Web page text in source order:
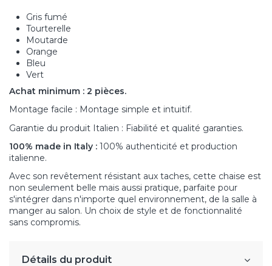
Gris fumé
Tourterelle
Moutarde
Orange
Bleu
Vert
Achat minimum : 2 pièces.
Montage facile : Montage simple et intuitif.
Garantie du produit Italien : Fiabilité et qualité garanties.
100% made in Italy : 100% authenticité et production
italienne.
Avec son revêtement résistant aux taches, cette chaise est
non seulement belle mais aussi pratique, parfaite pour
s'intégrer dans n'importe quel environnement, de la salle à
manger au salon. Un choix de style et de fonctionnalité
sans compromis.
Détails du produit